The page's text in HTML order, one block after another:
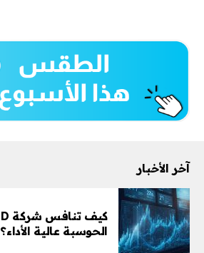
آخر الأخبار
الحوسبة عالية الأداء؟